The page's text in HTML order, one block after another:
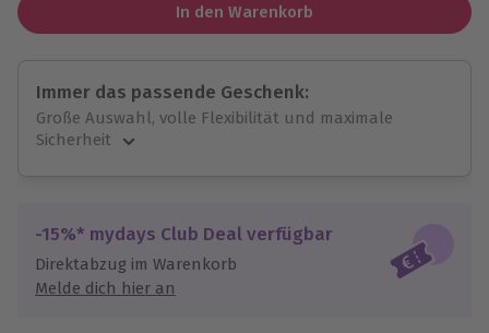
In den Warenkorb
Immer das passende Geschenk:
Große Auswahl, volle Flexibilität und maximale
Sicherheit
Jeder Gutschein für alle Erlebnisse einlösbar.
Maximale Sicherheit
10 Jahre gültig & verlängerbar.
-15%* mydays Club Deal verfügbar
Direktabzug im Warenkorb
Melde dich hier an